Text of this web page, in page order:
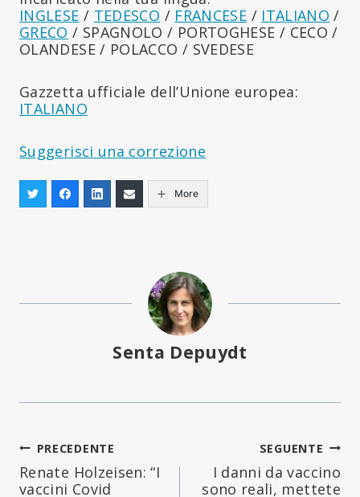
INGLESE / TEDESCO / FRANCESE / ITALIANO /
GRECO / SPAGNOLO / PORTOGHESE / CECO /
OLANDESE / POLACCO / SVEDESE
Gazzetta ufficiale dell’Unione europea:
ITALIANO
Suggerisci una correzione
More
Senta Depuydt
Navigazione
articoli
PRECEDENTE
Renate Holzeisen: “I
vaccini Covid
SEGUENTE
I danni da vaccino
sono reali, mettete